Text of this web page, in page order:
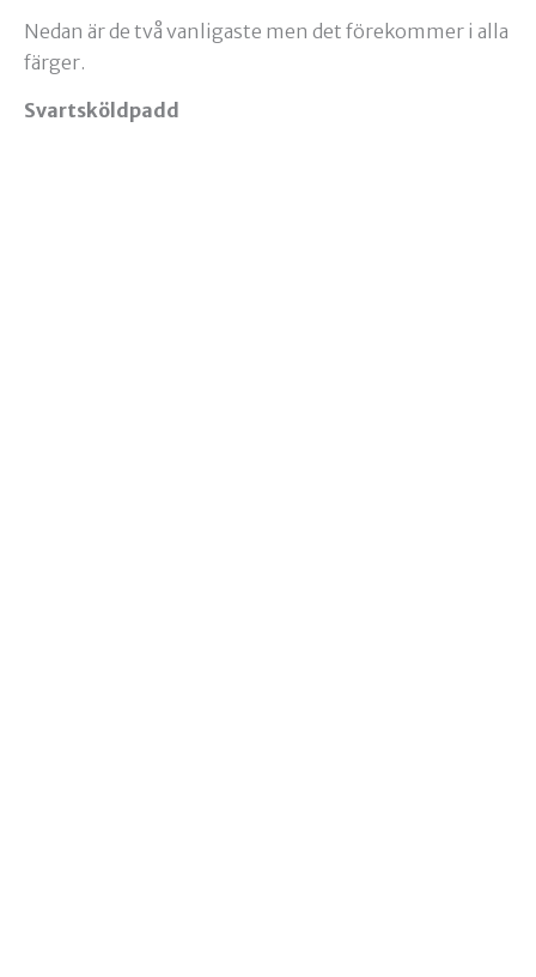
Nedan är de två vanligaste men det förekommer i alla
färger.
Svartsköldpadd